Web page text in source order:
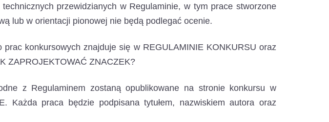
technicznych przewidzianych w Regulaminie, w tym prace stworzone
lub w orientacji pionowej nie będą podlegać ocenie.
konkursowych znajduje się w REGULAMINIE KONKURSU oraz
ZAPROJEKTOWAĆ ZNACZEK?
z Regulaminem zostaną opublikowane na stronie konkursu w
Każda praca będzie podpisana tytułem, nazwiskiem autora oraz